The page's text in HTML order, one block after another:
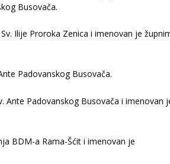
Busovača.
Ilije Proroka Zenica i imenovan je
Padovanskog Busovača.
Ante Padovanskog Busovača i imenovan
BDM-a Rama-Šćit i imenovan je